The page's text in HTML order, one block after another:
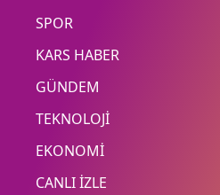
SPOR
KARS HABER
GÜNDEM
TEKNOLOJİ
EKONOMİ
CANLI İZLE